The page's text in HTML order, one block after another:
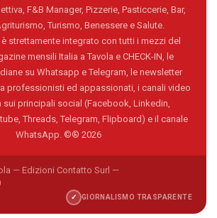
F&B Manager, Pizzerie, Pasticcerie, Bar,
Turismo, Benessere e Salute.
strettamente integrato con tutti i mezzi del
mensili Italia a Tavola e CHECK-IN, le
su Whatsapp e Telegram, le newsletter
professionisti ed appassionati, i canali video
sui principali social (Facebook, Linkedin,
Threads, Telegram, Flipboard) e il canale
WhatsApp. ©® 2026
— Edizioni Contatto Surl —
✓ GIORNALISMO TRASPARENTE